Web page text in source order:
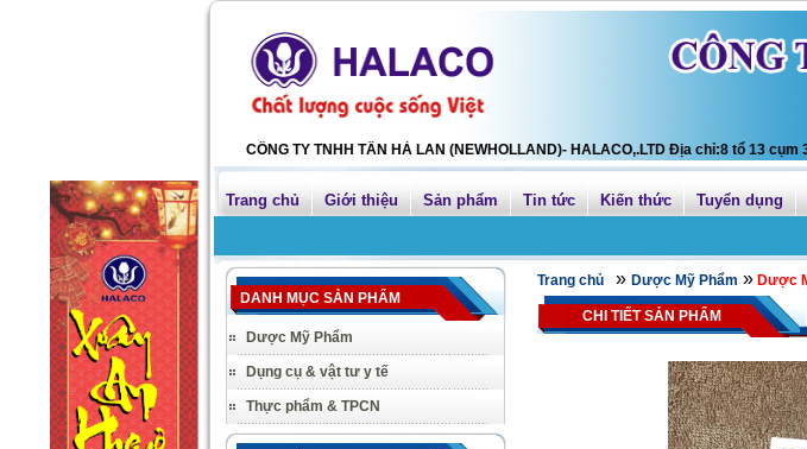
CÔNG TY TNHH TÂN HÀ LAN (NEWHOLLAND)- HALACO,.LTD Địa chỉ:8 tổ 13 cụm 3
Trang chủ Giới thiệu Sản phẩm Tin tức Kiến thức Tuyển dụng
DANH MỤC SẢN PHẨM
Dược Mỹ Phẩm
Dụng cụ & vật tư y tế
Thực phẩm & TPCN
Trang chủ » Dược Mỹ Phẩm » Dược
CHI TIẾT SẢN PHẨM